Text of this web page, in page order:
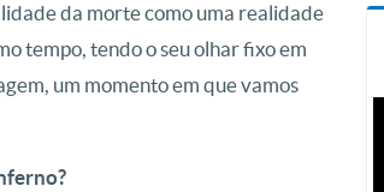
da morte como uma realidade
tempo, tendo o seu olhar fixo em
um momento em que vamos